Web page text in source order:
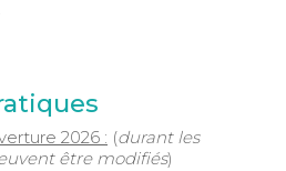
2026 : (durant les
être modifiés)